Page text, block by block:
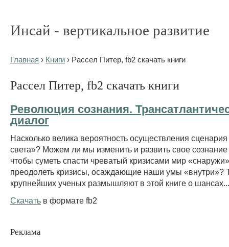
Инсай - вертикальное развитие
Главная › Книги › Рассел Питер, fb2 скачать книги
Рассел Питер, fb2 скачать книги
Революция сознания.
диалог
Насколько велика вероятность осуществления
света»? Можем ли мы изменить и развить свое сознание
чтобы суметь спасти чреватый кризисами мир
преодолеть кризисы, осаждающие наши умы «внутри»?
крупнейших ученых размышляют в этой книге о шансах...
Скачать в формате fb2
Реклама